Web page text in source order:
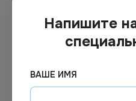
6.36₽
Арт.01348
В наличии
Напишите
ВАШЕ ИМЯ